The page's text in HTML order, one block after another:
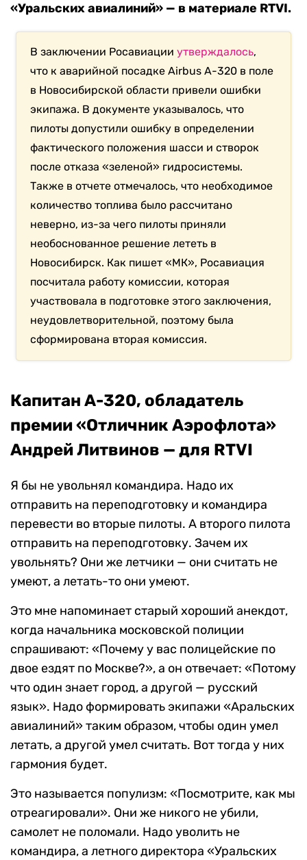
«Уральских авиалиний» — в материале RTVI.
В заключении Росавиацииутверждалось,
что к аварийной посадке Airbus A-320 в поле
в Новосибирской области привели ошибки
экипажа. В документе указывалось, что
пилоты допустили ошибку в определении
фактического положения шасси и створок
после отказа «зеленой» гидросистемы.
Также в отчете отмечалось, что необходимое
количество топлива было рассчитано
неверно, из-за чего пилоты приняли
необоснованное решение лететь в
Новосибирск. Как пишет «МК», Росавиация
посчитала работу комиссии, которая
участвовала в подготовке этого заключения,
неудовлетворительной, поэтому была
сформирована вторая комиссия.
Капитан А-320, обладатель
премии «Отличник Аэрофлота»
Андрей Литвинов — для RTVI
Я бы не увольнял командира. Надо их
отправить на переподготовку и командира
перевести во вторые пилоты. А второго пилота
отправить на переподготовку. Зачем их
увольнять? Они же летчики — они считать не
умеют, а летать-то они умеют.
Это мне напоминает старый хороший анекдот,
когда начальника московской полиции
спрашивают: «Почему у вас полицейские по
двое ездят по Москве?», а он отвечает: «Потому
что один знает город, а другой — русский
язык». Надо формировать экипажи «Аральских
авиалиний» таким образом, чтобы один умел
летать, а другой умел считать. Вот тогда у них
гармония будет.
Это называется популизм: «Посмотрите, как мы
отреагировали». Они же никого не убили,
самолет не поломали. Надо уволить не
командира, а летного директора «Уральских